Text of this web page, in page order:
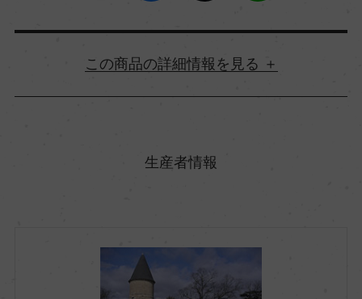
詳細情報
生産者情報